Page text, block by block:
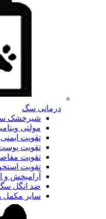
درمانی سگ
شیرخشک
مولتی
تقویت
تقویت
تقویت
تقویت
آرامبخش و
ضد انگل
سایر